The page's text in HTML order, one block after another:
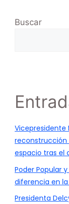
Buscar
Vicepresidente
espacio tras el
Poder Popular
diferencia en
Presidenta